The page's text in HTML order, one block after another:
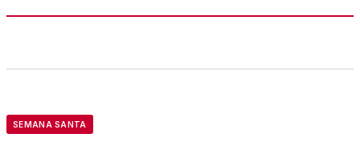
SEMANA SANTA